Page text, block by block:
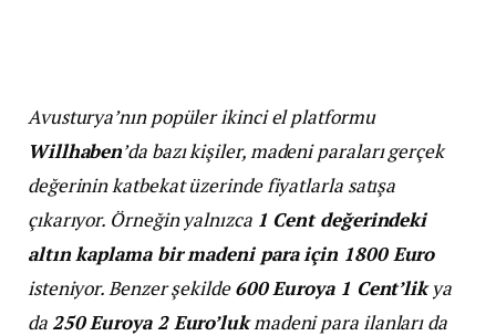
Avusturya’nın popüler ikinci el platformu
Willhaben’da bazı kişiler, madeni paraları gerçek
değerinin katbekat üzerinde fiyatlarla satışa
çıkarıyor. Örneğin yalnızca 1 Cent değerindeki
altın kaplama bir madeni para için 1800 Euro
isteniyor. Benzer şekilde600 Euroya 1 Cent’likya
da 250 Euroya 2 Euro’lukmadeni para ilanları da